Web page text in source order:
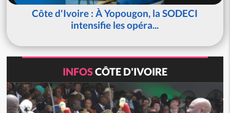
Côte d'Ivoire : À Yopougon, la SODECI
intensifie les opéra...
INFOSCÔTE D'IVOIRE